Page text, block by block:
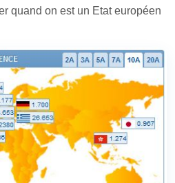
quand on est un Etat européen